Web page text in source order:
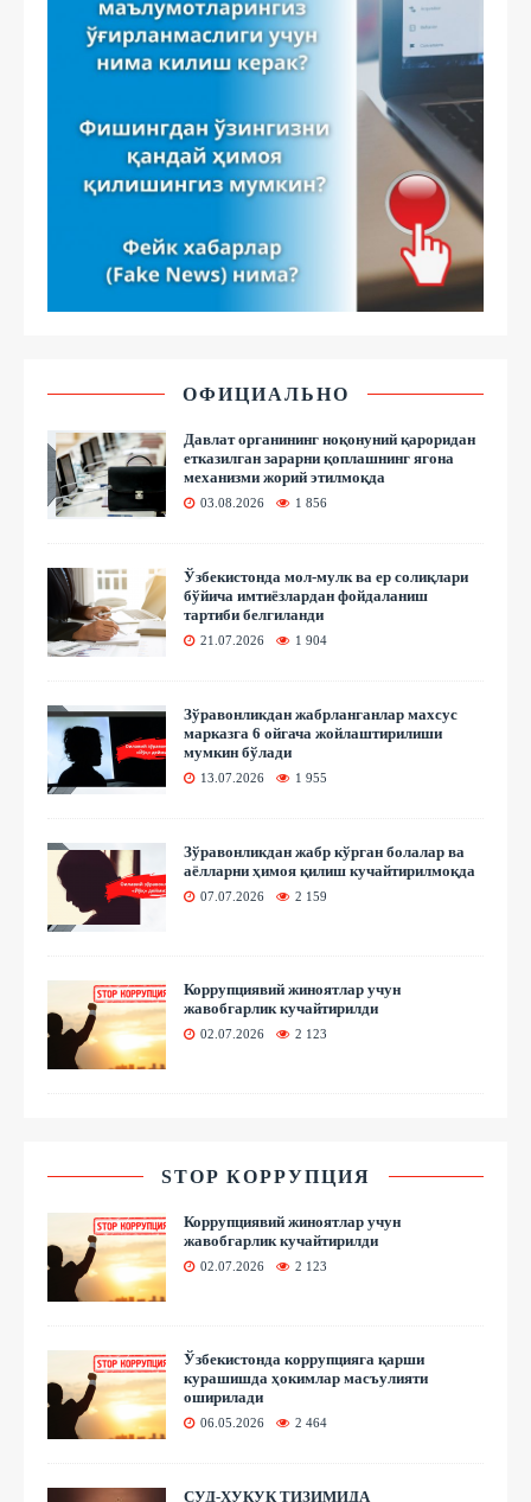
ОФИЦИАЛЬНО
Давлат органининг ноқонуний қароридан
етказилган зарарни қоплашнинг ягона
механизми жорий этилмоқда
03.08.2026 1 856
Ўзбекистонда мол-мулк ва ер солиқлари
бўйича имтиёзлардан фойдаланиш
тартиби белгиланди
21.07.2026 1 904
Зўравонликдан жабрланганлар махсус
марказга 6 ойгача жойлаштирилиши
мумкин бўлади
13.07.2026 1 955
Зўравонликдан жабр кўрган болалар ва
аёлларни ҳимоя қилиш кучайтирилмоқда
07.07.2026 2 159
Коррупциявий жиноятлар учун
жавобгарлик кучайтирилди
02.07.2026 2 123
STOP КОРРУПЦИЯ
Коррупциявий жиноятлар учун
жавобгарлик кучайтирилди
02.07.2026 2 123
Ўзбекистонда коррупцияга қарши
курашишда ҳокимлар масъулияти
оширилади
06.05.2026 2 464
СУД-ҲУҚУҚ ТИЗИМИДА